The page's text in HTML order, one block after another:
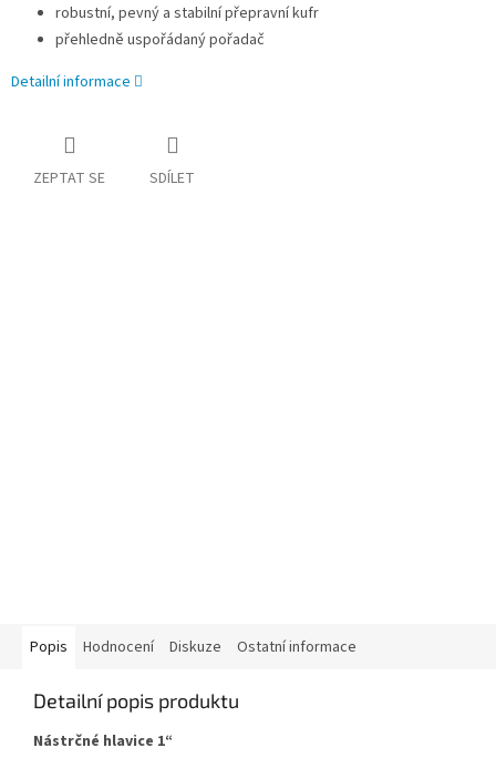
robustní, pevný a stabilní přepravní kufr
přehledně uspořádaný pořadač
Detailní informace
ZEPTAT SE SDÍLET
Popis Hodnocení Diskuze Ostatní informace
Detailní popis produktu
Nástrčné hlavice 1“